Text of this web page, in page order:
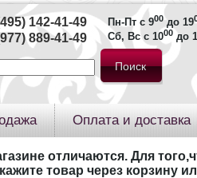
142-41-49
889-41-49
Пн-Пт с 900до 19
Сб, Вс с 1000до
Оплата и доставка
отличаются. Для
товар через корзину